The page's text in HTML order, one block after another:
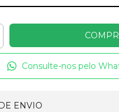
Consulte-nos pelo
ENVIO